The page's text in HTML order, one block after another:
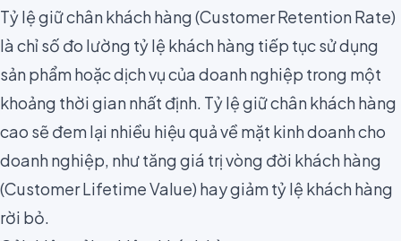
Tỷ lệ giữ chân khách hàng(Customer Retention Rate)
là chỉ số đo lường tỷ lệ khách hàng tiếp tục sử dụng
sản phẩm hoặc dịch vụ của doanh nghiệp trong một
khoảng thời gian nhất định. Tỷ lệ giữ chân khách hàng
cao sẽ đem lại nhiều hiệu quả về mặt kinh doanh cho
doanh nghiệp, như tăng giá trị vòng đời khách hàng
(Customer Lifetime Value) hay giảmtỷ lệ khách hàng
rời bỏ.